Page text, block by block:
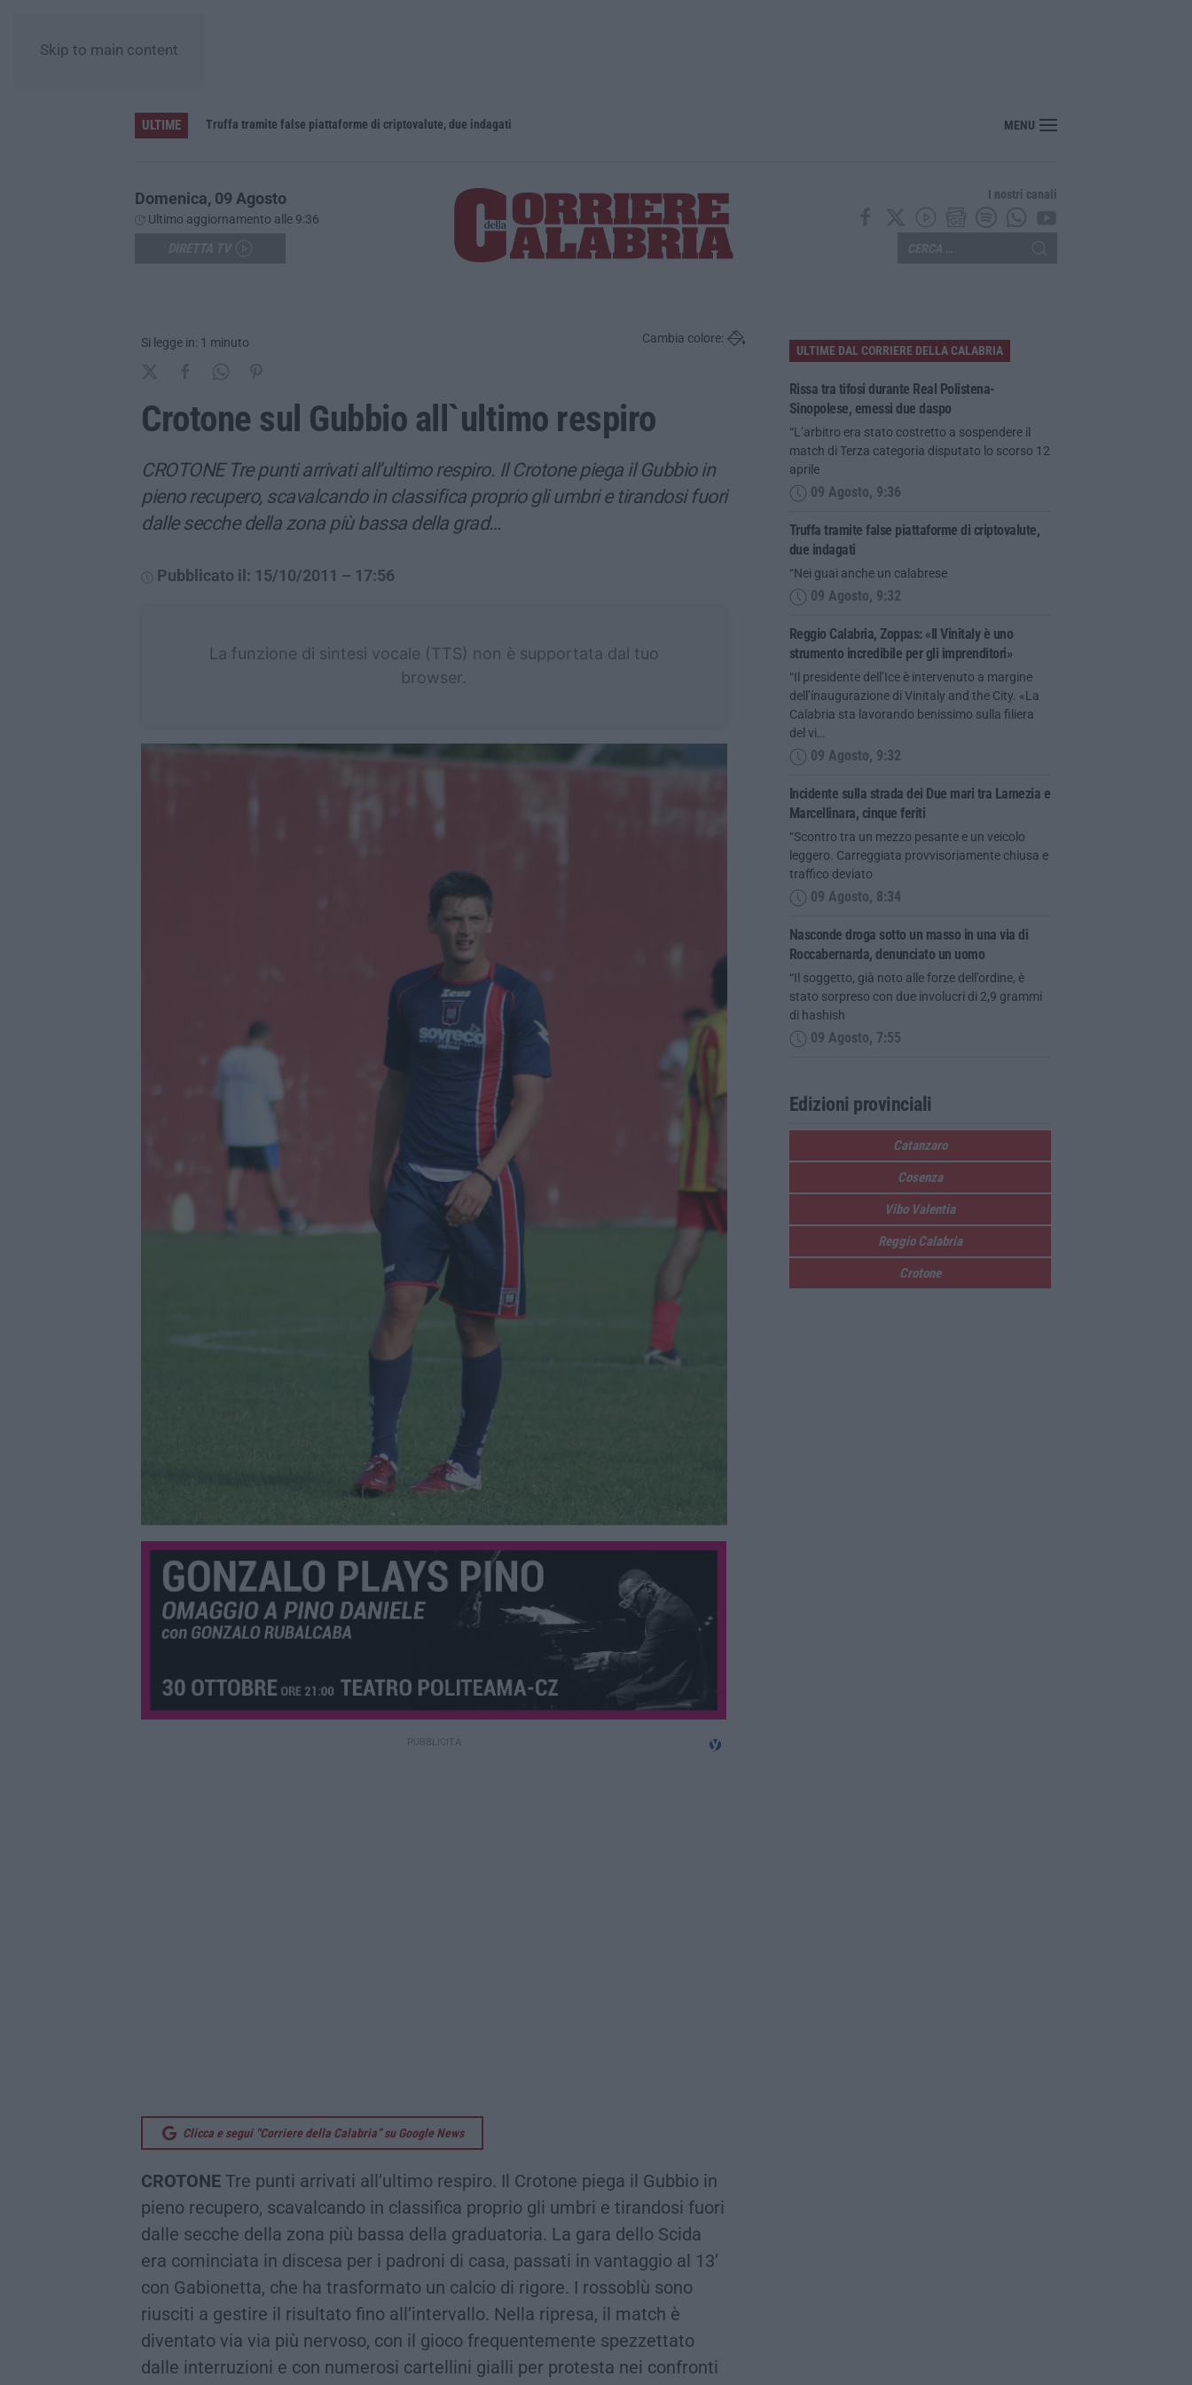
Skip to main content
ULTIME Truffa tramite false piattaforme di criptovalute, due indagati Reggio Calabria, Zoppas: «Il Vinitaly è uno strumento incredibile per gli imprenditori»
MENU
Domenica, 09 Agosto
Ultimo aggiornamento alle 9:36
I nostri canali
Si legge in: 1 minuto Cambia colore:
Crotone sul Gubbio all`ultimo respiro
CROTONE Tre punti arrivati all’ultimo respiro. Il Crotone piega il Gubbio in
pieno recupero, scavalcando in classifica proprio gli umbri e tirandosi fuori
dalle secche della zona più bassa della grad…
Pubblicato il: 15/10/2011 – 17:56
La funzione di sintesi vocale (TTS) non è supportata dal tuo
browser.
Clicca e segui “Corriere della Calabria” su Google News
CROTONE Tre punti arrivati all’ultimo respiro. Il Crotone piega il Gubbio in
pieno recupero, scavalcando in classifica proprio gli umbri e tirandosi fuori
dalle secche della zona più bassa della graduatoria. La gara dello Scida
era cominciata in discesa per i padroni di casa, passati in vantaggio al 13’
con Gabionetta, che ha trasformato un calcio di rigore. I rossoblù sono
riusciti a gestire il risultato fino all’intervallo. Nella ripresa, il match è
diventato via via più nervoso, con il gioco frequentemente spezzettato
dalle interruzioni e con numerosi cartellini gialli per protesta nei confronti
ULTIME DAL CORRIERE DELLA CALABRIA
Rissa tra tifosi durante Real Polistena-
Sinopolese, emessi due daspo
“L’arbitro era stato costretto a sospendere il
match di Terza categoria disputato lo scorso 12
aprile
09 Agosto, 9:36
Truffa tramite false piattaforme di criptovalute,
due indagati
“Nei guai anche un calabrese
09 Agosto, 9:32
Reggio Calabria, Zoppas: «Il Vinitaly è uno
strumento incredibile per gli imprenditori»
“Il presidente dell’Ice è intervenuto a margine
dell’inaugurazione di Vinitaly and the City. «La
Calabria sta lavorando benissimo sulla filiera
del vi…
09 Agosto, 9:32
Incidente sulla strada dei Due mari tra Lamezia e
Marcellinara, cinque feriti
“Scontro tra un mezzo pesante e un veicolo
leggero. Carreggiata provvisoriamente chiusa e
traffico deviato
09 Agosto, 8:34
Nasconde droga sotto un masso in una via di
Roccabernarda, denunciato un uomo
“Il soggetto, già noto alle forze dell’ordine, è
stato sorpreso con due involucri di 2,9 grammi
di hashish
09 Agosto, 7:55
Edizioni provinciali
Catanzaro
Cosenza
Vibo Valentia
Reggio Calabria
Crotone